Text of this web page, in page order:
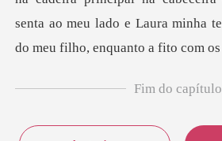
Fim do capítulo